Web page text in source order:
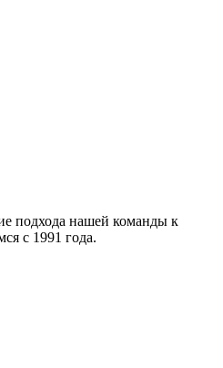
подхода нашей команды к
с 1991 года.